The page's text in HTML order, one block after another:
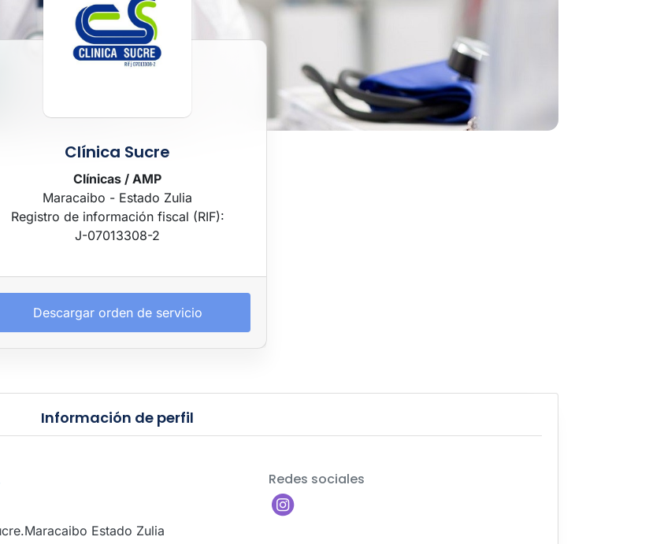
Clínica Sucre
Clínicas / AMP
Maracaibo - Estado Zulia
Registro de información fiscal (RIF):
J-07013308-2
Descargar orden de servicio
Información de perfil
Estado Zulia
Redes sociales